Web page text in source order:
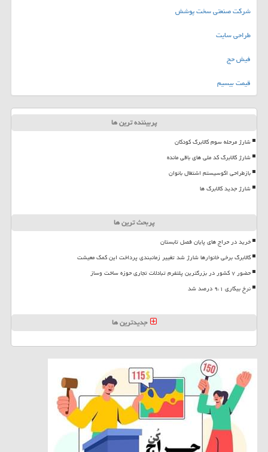
شرکت صنعتی سخت پوشش
طراحی سایت
فیش حج
قیمت بیسیم
پربیننده ترین ها
شارژ مرحله سوم کالابرگ کودکان
شارژ کالابرگ کد ملی های باقی مانده
بازطراحی اکوسیستم اشتغال بانوان
شارژ جدید کالابرگ ها
پربحث ترین ها
خرید در حراج های پایان فصل تابستان
کالابرگ برخی خانوارها شارژ شد تغییر زمانبندی پرداخت این کمک معیشت
حضور ۷ کشور در بزرگترین پلتفرم تبادلات تجاری حوزه ساخت وساز
نرخ بیکاری ۹،۱ درصد شد
جدیدترین ها